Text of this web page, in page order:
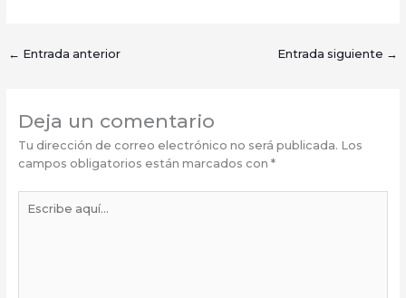
← Entrada anterior Entrada siguiente →
Deja un comentario
Tu dirección de correo electrónico no será publicada. Los
campos obligatorios están marcados con *
aquí...